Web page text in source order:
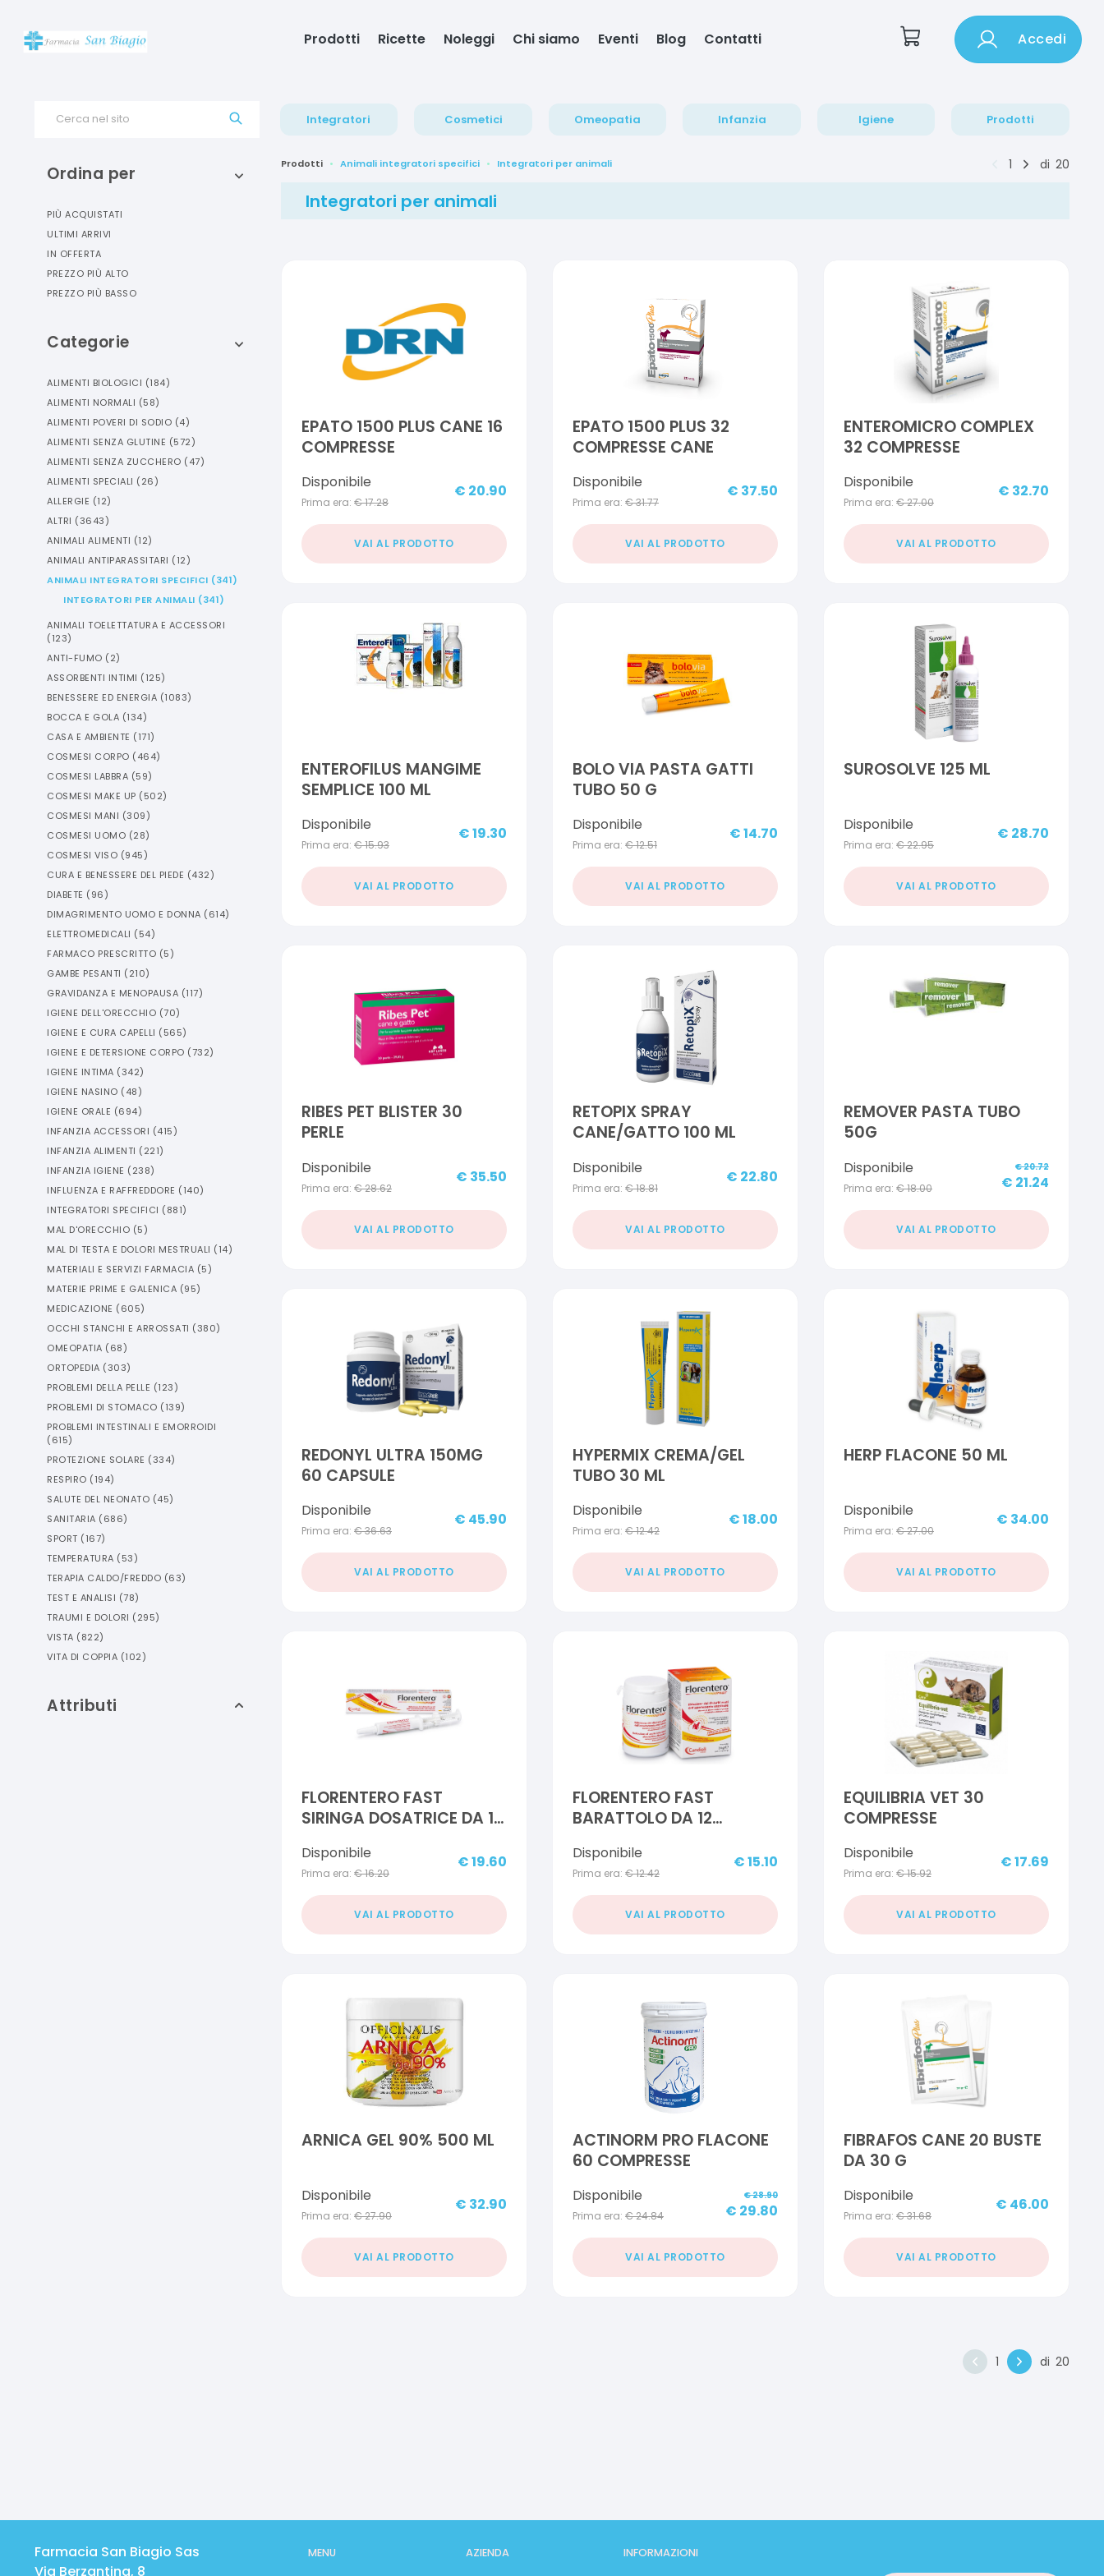
Prodotti Ricette Noleggi Chi siamo Eventi Blog Contatti Accedi
Cerca nel sito Integratori Cosmetici Omeopatia Infanzia Igiene Prodotti
Ordina per
PIÙ ACQUISTATI
ULTIMI ARRIVI
IN OFFERTA
PREZZO PIÙ ALTO
PREZZO PIÙ BASSO
Categorie
ALIMENTI BIOLOGICI (184)
ALIMENTI NORMALI (58)
ALIMENTI POVERI DI SODIO (4)
ALIMENTI SENZA GLUTINE (572)
ALIMENTI SENZA ZUCCHERO (47)
ALIMENTI SPECIALI (26)
ALLERGIE (12)
ALTRI (3643)
ANIMALI ALIMENTI (12)
ANIMALI ANTIPARASSITARI (12)
ANIMALI INTEGRATORI SPECIFICI (341)
INTEGRATORI PER ANIMALI (341)
ANIMALI TOELETTATURA E ACCESSORI
(123)
ANTI-FUMO (2)
ASSORBENTI INTIMI (125)
BENESSERE ED ENERGIA (1083)
BOCCA E GOLA (134)
CASA E AMBIENTE (171)
COSMESI CORPO (464)
COSMESI LABBRA (59)
COSMESI MAKE UP (502)
COSMESI MANI (309)
COSMESI UOMO (28)
COSMESI VISO (945)
CURA E BENESSERE DEL PIEDE (432)
DIABETE (96)
DIMAGRIMENTO UOMO E DONNA (614)
ELETTROMEDICALI (54)
FARMACO PRESCRITTO (5)
GAMBE PESANTI (210)
GRAVIDANZA E MENOPAUSA (117)
IGIENE DELL'ORECCHIO (70)
IGIENE E CURA CAPELLI (565)
IGIENE E DETERSIONE CORPO (732)
IGIENE INTIMA (342)
IGIENE NASINO (48)
IGIENE ORALE (694)
INFANZIA ACCESSORI (415)
INFANZIA ALIMENTI (221)
INFANZIA IGIENE (238)
INFLUENZA E RAFFREDDORE (140)
INTEGRATORI SPECIFICI (881)
MAL D'ORECCHIO (5)
MAL DI TESTA E DOLORI MESTRUALI (14)
MATERIALI E SERVIZI FARMACIA (5)
MATERIE PRIME E GALENICA (95)
MEDICAZIONE (605)
OCCHI STANCHI E ARROSSATI (380)
OMEOPATIA (68)
ORTOPEDIA (303)
PROBLEMI DELLA PELLE (123)
PROBLEMI DI STOMACO (139)
PROBLEMI INTESTINALI E EMORROIDI
(615)
PROTEZIONE SOLARE (334)
RESPIRO (194)
SALUTE DEL NEONATO (45)
SANITARIA (686)
SPORT (167)
TEMPERATURA (53)
TERAPIA CALDO/FREDDO (63)
TEST E ANALISI (78)
TRAUMI E DOLORI (295)
VISTA (822)
VITA DI COPPIA (102)
Attributi
Prodotti Animali integratori specifici Integratori per animali 1 di 20
Integratori per animali
EPATO 1500 PLUS CANE 16
COMPRESSE
Disponibile
Prima era: €17.28
€ 20.90
VAI AL PRODOTTO
EPATO 1500 PLUS 32
COMPRESSE CANE
Disponibile
Prima era: €31.77
€ 37.50
VAI AL PRODOTTO
ENTEROMICRO COMPLEX
32 COMPRESSE
Disponibile
Prima era: €27.00
€ 32.70
VAI AL PRODOTTO
ENTEROFILUS MANGIME
SEMPLICE 100 ML
Disponibile
Prima era: €15.93
€19.30
VAI AL PRODOTTO
BOLO VIA PASTA GATTI
TUBO 50 G
Disponibile
Prima era: €12.51
€14.70
VAI AL PRODOTTO
SUROSOLVE 125 ML
Disponibile
Prima era: €22.95
€ 28.70
VAI AL PRODOTTO
RIBES PET BLISTER 30
PERLE
Disponibile
Prima era: €28.62
€ 35.50
VAI AL PRODOTTO
RETOPIX SPRAY
CANE/GATTO 100 ML
Disponibile
Prima era: €18.81
€ 22.80
VAI AL PRODOTTO
REMOVER PASTA TUBO
50G
Disponibile
Prima era: €18.00
€20.72
€ 21.24
VAI AL PRODOTTO
REDONYL ULTRA 150MG
60 CAPSULE
Disponibile
Prima era: €36.63
€ 45.90
VAI AL PRODOTTO
HYPERMIX CREMA/GEL
TUBO 30 ML
Disponibile
Prima era: €12.42
€18.00
VAI AL PRODOTTO
HERP FLACONE 50 ML
Disponibile
Prima era: €27.00
€ 34.00
VAI AL PRODOTTO
FLORENTERO FAST
SIRINGA DOSATRICE DA 15
Disponibile
Prima era: €16.20
€19.60
VAI AL PRODOTTO
FLORENTERO FAST
BARATTOLO DA 12
2 G
Disponibile
Prima era: €12.42
€15.10
VAI AL PRODOTTO
EQUILIBRIA VET 30
COMPRESSE
Disponibile
Prima era: €15.92
€17.69
VAI AL PRODOTTO
ARNICA GEL 90% 500 ML
Disponibile
Prima era: €27.90
€ 32.90
VAI AL PRODOTTO
ACTINORM PRO FLACONE
60 COMPRESSE
Disponibile
Prima era: €24.84
€28.90
€ 29.80
VAI AL PRODOTTO
FIBRAFOS CANE 20 BUSTE
DA 30 G
Disponibile
Prima era: €31.68
€ 46.00
VAI AL PRODOTTO
1 di 20
Farmacia San Biagio Sas
Via Berzantina, 8
MENU AZIENDA INFORMAZIONI